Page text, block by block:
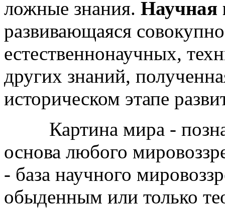
ложные знания. Научная
развивающаяся
естественнонаучных,
других знаний,
историческом этапе
Картина мира -
основа любого
- база научного
обыденным или только